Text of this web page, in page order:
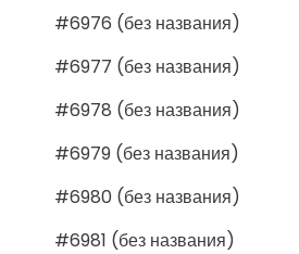
#6976 (без названия)
#6977 (без названия)
#6978 (без названия)
#6979 (без названия)
#6980 (без названия)
#6981 (без названия)